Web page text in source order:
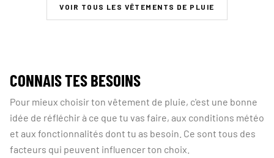
VOIR TOUS LES VÊTEMENTS DE PLUIE
CONNAIS TES BESOINS
Pour mieux choisir ton vêtement de pluie, c'est une bonne
idée de réfléchir à ce que tu vas faire, aux conditions météo
et aux fonctionnalités dont tu as besoin. Ce sont tous des
facteurs qui peuvent influencer ton choix.